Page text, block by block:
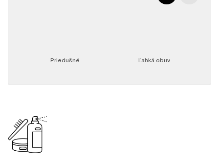
Priedušné Ľahká obuv